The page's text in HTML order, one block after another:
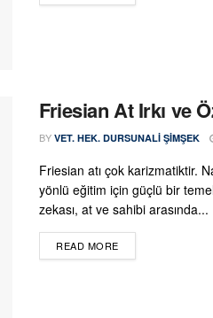
Friesian At Irkı ve
BY VET. HEK. DURSUNALI ŞIMŞEK
Friesian atı çok karizmatiktir.
yönlü eğitim için güçlü bir
zekası, at ve sahibi arasında...
READ MOREDETAILS